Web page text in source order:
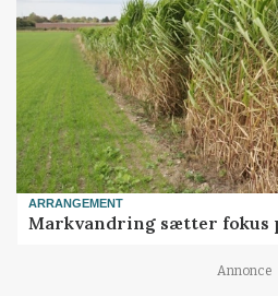
ARRANGEMENT
Markvandring sætter fokus
Annonce